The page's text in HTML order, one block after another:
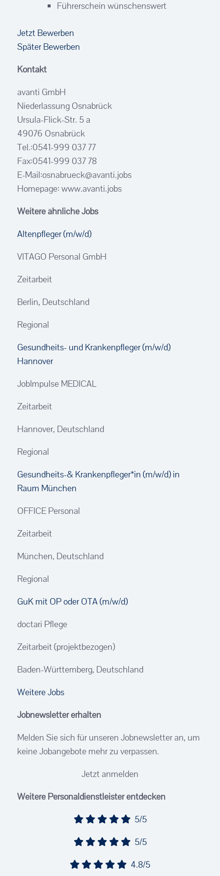
Führerschein wünschenswert
Jetzt Bewerben
Später Bewerben
Kontakt
avanti GmbH
Niederlassung Osnabrück
Ursula-Flick-Str. 5 a
49076 Osnabrück
Tel.:0541-999 037 77
Fax:0541-999 037 78
E-Mail:osnabrueck@avanti.jobs
Homepage: www.avanti.jobs
Weitere ähnliche Jobs
Altenpfleger (m/w/d)
VITAGO Personal GmbH
Zeitarbeit
Berlin, Deutschland
Regional
Gesundheits- und Krankenpfleger (m/w/d)
Hannover
JobImpulse MEDICAL
Zeitarbeit
Hannover, Deutschland
Regional
Gesundheits-& Krankenpfleger*in (m/w/d) in
Raum München
OFFICE Personal
Zeitarbeit
München, Deutschland
Regional
GuK mit OP oder OTA (m/w/d)
doctari Pflege
Zeitarbeit (projektbezogen)
Baden-Württemberg, Deutschland
Weitere Jobs
Jobnewsletter erhalten
Melden Sie sich für unseren Jobnewsletter an, um
keine Jobangebote mehr zu verpassen.
Jetzt anmelden
Weitere Personaldienstleister entdecken
5/5
5/5
4.8/5